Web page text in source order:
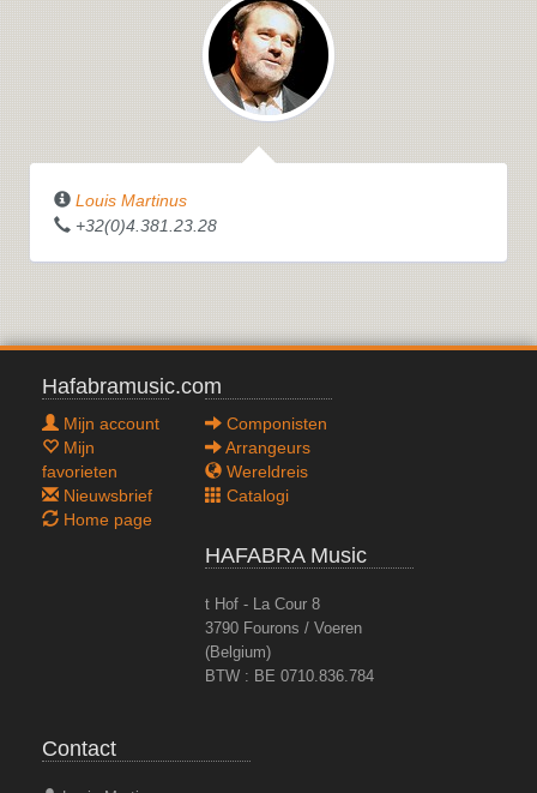
Louis Martinus
+32(0)4.381.23.28
Hafabramusic.com
Mijn account
Mijn
favorieten
Nieuwsbrief
Home page
Componisten
Arrangeurs
Wereldreis
Catalogi
HAFABRA Music
t Hof - La Cour 8
3790 Fourons / Voeren
(Belgium)
BTW : BE 0710.836.784
Contact